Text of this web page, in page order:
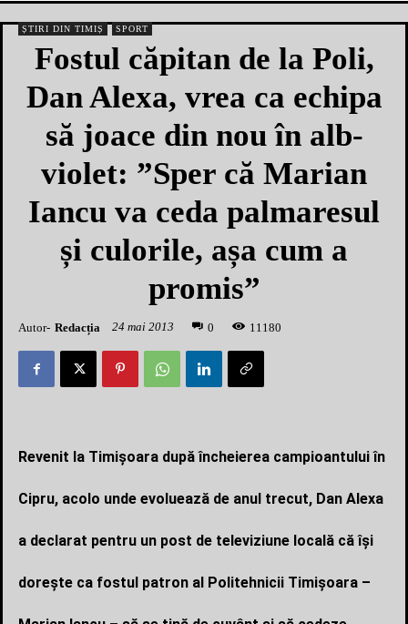
ȘTIRI DIN TIMIȘ SPORT
Fostul căpitan de la Poli,
Dan Alexa, vrea ca echipa
să joace din nou în alb-
violet: ”Sper că Marian
Iancu va ceda palmaresul
și culorile, așa cum a
promis”
Autor- Redacția 24 mai 2013 0 1 1180
Revenit la Timișoara după încheierea campioantului în
Cipru, acolo unde evoluează de anul trecut, Dan Alexa
a declarat pentru un post de televiziune locală că își
dorește ca fostul patron al Politehnicii Timișoara –